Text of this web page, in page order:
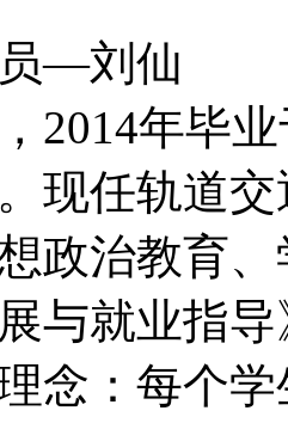
员—刘仙
2014年毕
现任轨道
政治教育
展与就业指
：每个学